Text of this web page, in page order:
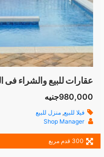
عقارات للبيع والشراء فى
980,000جنيه
فيلا للبيع,منزل للبيع
Shop Manager
300 قدم مربع